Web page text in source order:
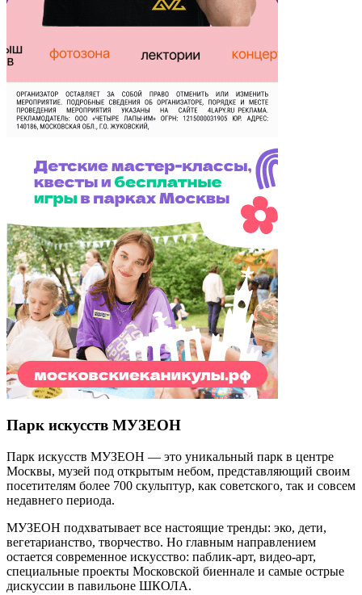
Парк искусств МУЗЕОН
Парк искусств МУЗЕОН — это уникальный парк в центре
Москвы, музей под открытым небом, представляющий своим
посетителям более 700 скульптур, как советского, так и совсем
недавнего периода.
МУЗЕОН подхватывает все настоящие тренды: эко, дети,
вегетарианство, творчество. Но главным направлением
остается современное искусство: паблик-арт, видео-арт,
специальные проекты Московской биеннале и самые острые
дискуссии в павильоне ШКОЛА.